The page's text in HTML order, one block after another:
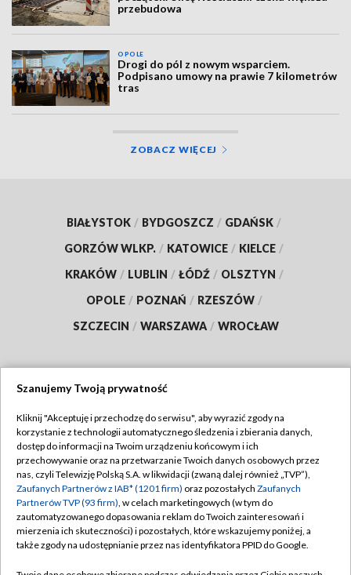
przebudowa
OPOLE
Drogi do pól z nowym wsparciem.
Podpisano umowy na prawie 7 kilometrów
tras
ZOBACZ WIĘCEJ
BIAŁYSTOK / BYDGOSZCZ / GDAŃSK /
GORZÓW WLKP. / KATOWICE / KIELCE /
KRAKÓW / LUBLIN / ŁÓDŹ / OLSZTYN /
OPOLE / POZNAŃ / RZESZÓW /
SZCZECIN / WARSZAWA / WROCŁAW
TVP
Abonament TVP
Emisja w TVP
Centrum informacji TVP
Naziemna Telewizja Cyfrowa
Regulamin TVP
Polityka prywatności
Moje zgody
Pomoc
Szanujemy Twoją prywatność
Kliknij "Akceptuję i przechodzę do serwisu", aby wyrazić zgody na
korzystanie z technologii automatycznego śledzenia i zbierania danych,
dostęp do informacji na Twoim urządzeniu końcowym i ich
przechowywanie oraz na przetwarzanie Twoich danych osobowych przez
nas, czyli Telewizję Polską S.A. w likwidacji (zwaną dalej również „TVP”),
Zaufanych Partnerów z IAB* (1201 firm) oraz pozostałych Zaufanych
Partnerów TVP (93 firm), w celach marketingowych (w tym do
zautomatyzowanego dopasowania reklam do Twoich zainteresowań i
mierzenia ich skuteczności) i pozostałych, które wskazujemy poniżej, a
także zgody na udostępnianie przez nas identyfikatora PPID do Google.